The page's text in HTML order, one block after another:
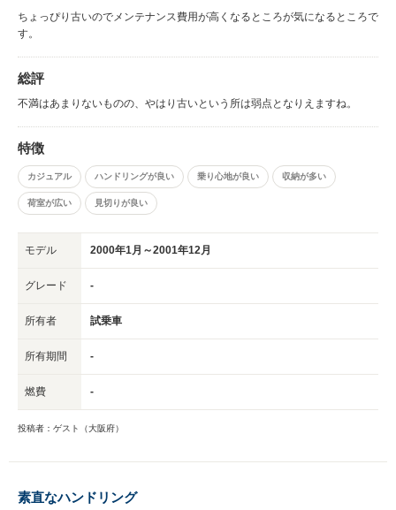
ちょっぴり古いのでメンテナンス費用が高くなるところが気になるところで
す。
総評
不満はあまりないものの、やはり古いという所は弱点となりえますね。
特徴
カジュアル ハンドリングが良い 乗り心地が良い 収納が多い
荷室が広い 見切りが良い
モデル 2000年1月～2001年12月
グレード -
所有者 試乗車
所有期間 -
燃費 -
投稿者：ゲスト（大阪府）
素直なハンドリング